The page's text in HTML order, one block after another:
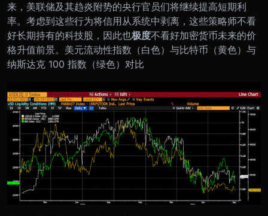
来，美联储及其趋炎附势的央行官员们将继续提高短期利
率。考虑到这些行为将信用从系统中剥离，这些策略师不看
好长期持有的科技股，因此也极度不看好加密货币未来的价
格升值前景。 美元流动性指数（白色）与比特币（黄色）与
纳斯达克 100 指数（绿色）对比